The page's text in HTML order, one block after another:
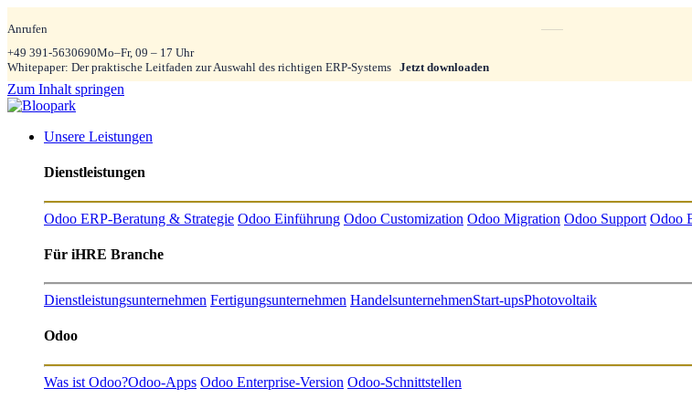
Anrufen
+49 391-5630690Mo–Fr, 09 – 17 Uhr
Whitepaper: Der praktische Leitfaden zur Auswahl des richtigen ERP-Systems Jetzt downloaden
Zum Inhalt springen
Unsere Leistungen
Dienstleistungen
Odoo ERP-Beratung & Strategie Odoo Einführung Odoo Customization Odoo Migration Odoo Support Odoo
Für iHRE Branche
Dienstleistungsunternehmen Fertigungsunternehmen HandelsunternehmenStart-upsPhotovoltaik
Odoo
Was ist Odoo?Odoo-Apps Odoo Enterprise-Version Odoo-Schnittstellen